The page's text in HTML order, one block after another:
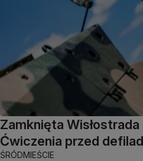
Zamknięta
Ćwiczenia przed
ŚRÓDMIEŚCIE